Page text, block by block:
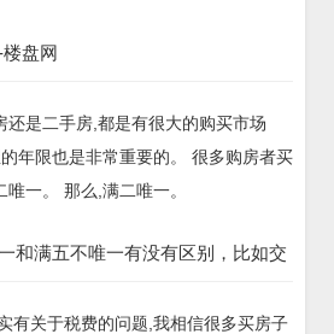
盘网
还是二手房,都是有很大的购买市场
年限也是非常重要的。 很多购房者买
一。 那么,满二唯一。
和满五不唯一有没有区别，比如交
有关于税费的问题,我相信很多买房子